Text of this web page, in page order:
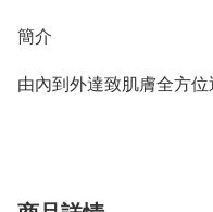
簡介
由內到外達致肌膚全方位